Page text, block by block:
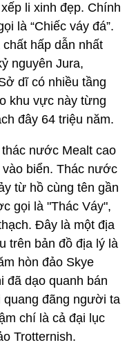
li xinh đẹp. Chính
là “Chiếc váy đá”.
hấp dẫn nhất
nguyên Jura,
dĩ có nhiều tầng
khu vực này từng
đây 64 triệu năm.
nước Mealt cao
biển. Thác nước
từ hồ cùng tên gần
gọi là "Thác Váy",
Đây là một địa
trên bản đồ địa lý là
hòn đảo Skye
đã dạo quanh bán
quang đãng người ta
chí là cả đại lục
Trotternish.